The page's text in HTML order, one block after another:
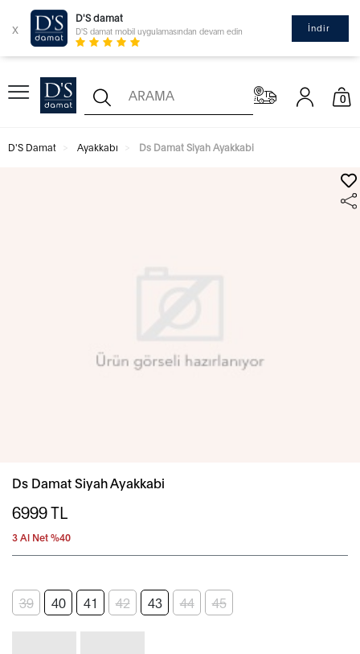
x
D'S damat
D'S damat mobil uygulamasından devam edin İndir
0
D'S Damat Ayakkabı Ds Damat Siyah Ayakkabi
Ds Damat Siyah Ayakkabi
6999TL
3 Al Net %40
39 40 41 42 43 44 45